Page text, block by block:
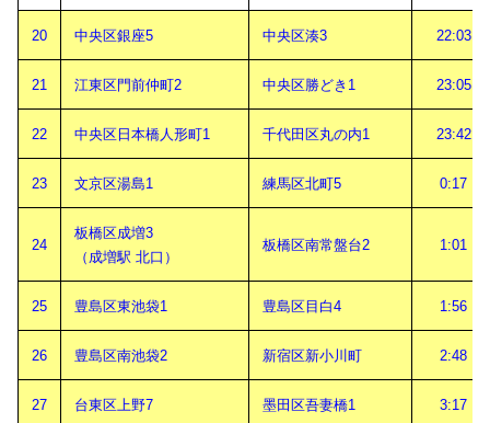
20 中央区銀座5 中央区湊3 22:03
21 江東区門前仲町2 中央区勝どき1 23:05
22 中央区日本橋人形町1 千代田区丸の内1 23:42
23 文京区湯島1 練馬区北町5 0:17
24
板橋区成増3
（成増駅 北口）
板橋区南常盤台2 1:01
25 豊島区東池袋1 豊島区目白4 1:56
26 豊島区南池袋2 新宿区新小川町 2:48
27 台東区上野7 墨田区吾妻橋1 3:17